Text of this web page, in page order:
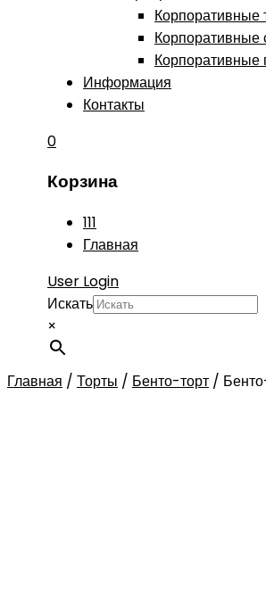
Корпоративные
Корпоративные
Корпоративные
Информация
Контакты
0
Корзина
111
Главная
User Login
Искать
×
Главная / Торты / Бенто-торт /